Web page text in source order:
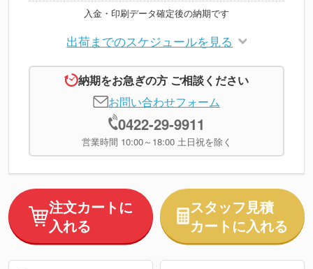
入金・印刷データ確定後の納期です
出荷までのスケジュールを見る
納期をお急ぎの方 ご相談ください
お問い合わせフォーム
0422-29-9911
営業時間 10:00～18:00 土日祝を除く
注文カートに
入れる
スタッフ見積
カートに入れる